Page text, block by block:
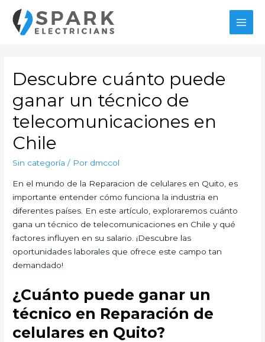
contenido
Descubre cuánto puede
ganar un técnico de
telecomunicaciones en
Chile
Sin categoría / Por dmccol
En el mundo de la Reparacion de celulares en Quito, es
importante entender cómo funciona la industria en
diferentes países. En este artículo, exploraremos cuánto
gana un técnico de telecomunicaciones en Chile y qué
factores influyen en su salario. ¡Descubre las
oportunidades laborales que ofrece este campo tan
demandado!
¿Cuánto puede ganar un
técnico en Reparación de
celulares en Quito?